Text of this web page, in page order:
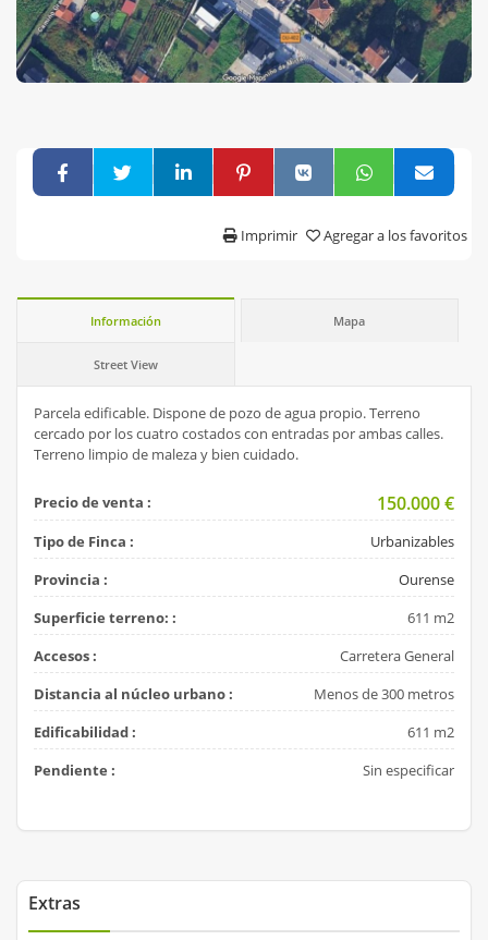
Agregar a los favoritos
Imprimir
Información Mapa
Street View
Parcela edificable. Dispone de pozo de agua propio. Terreno
cercado por los cuatro costados con entradas por ambas calles.
Terreno limpio de maleza y bien cuidado.
Precio de venta : 150.000€
Tipo de Finca :
Urbanizables
Provincia :
Ourense
Superficie terreno: :
611 m2
Accesos :
Carretera General
Distancia al núcleo urbano :
Menos de 300 metros
Edificabilidad :
611 m2
Pendiente :
Sin especificar
Extras